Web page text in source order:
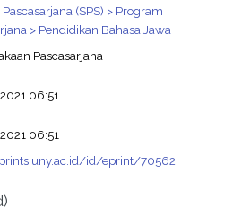
(SPS) > Program
> Pendidikan Bahasa Jawa
Pascasarjana
06:51
06:51
id/eprint/70562